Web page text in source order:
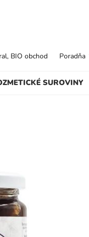
SUROVINY
BIO obchod Poradňa